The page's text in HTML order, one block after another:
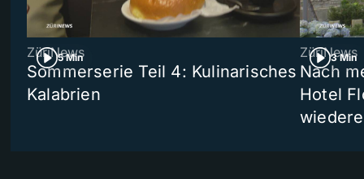
5 Min
ZüriNews
Sommerserie Teil 4: Kulinarisches
Kalabrien
3 Min
ZüriNews
Nach
Hotel